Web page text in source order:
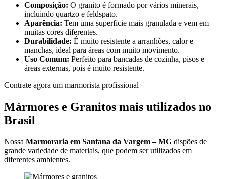
Composição: O granito é formado por vários minerais,
incluindo quartzo e feldspato.
Aparência: Tem uma superfície mais granulada e vem em
muitas cores diferentes.
Durabilidade: É muito resistente a arranhões, calor e
manchas, ideal para áreas com muito movimento.
Uso Comum: Perfeito para bancadas de cozinha, pisos e
áreas externas, pois é muito resistente.
Contrate agora um marmorista profissional
Mármores e Granitos mais utilizados no
Brasil
Nossa Marmoraria em Santana da Vargem – MG dispões de
grande variedade de materiais, que podem ser utilizados em
diferentes ambientes.